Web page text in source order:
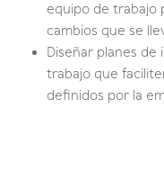
equipo de trabajo
cambios que se
Diseñar planes
trabajo que
definidos por la